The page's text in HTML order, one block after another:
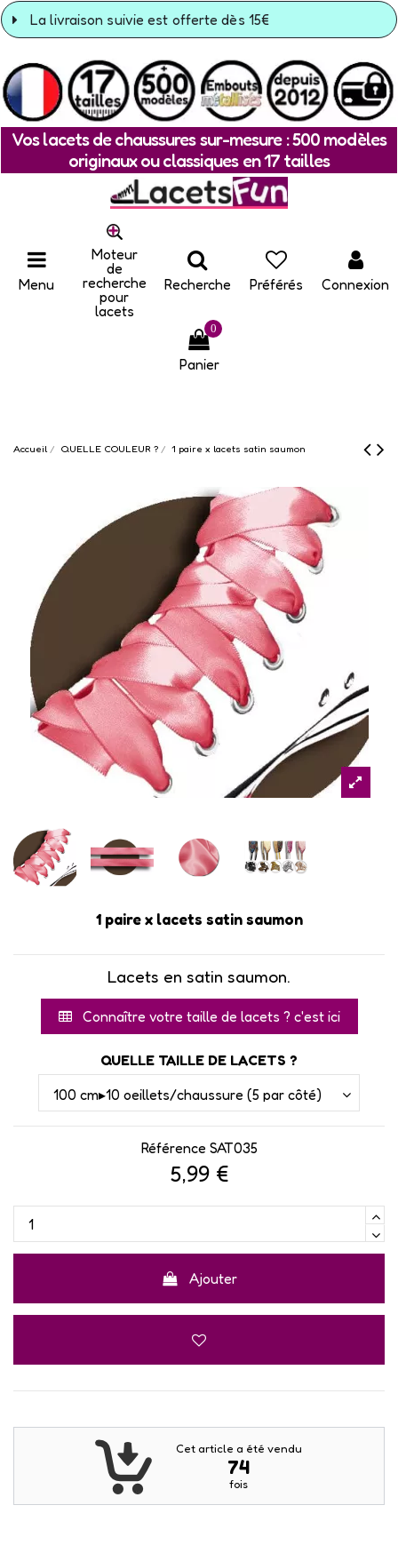
La livraison suivie est offerte dès 15€
Vos lacets de chaussures sur-mesure : 500 modèles
originaux ou classiques en 17 tailles
Menu
Moteur
de
recherche
pour
lacets
Recherche Préférés Connexion
0
Panier
Accueil QUELLE COULEUR ? 1 paire x lacets satin saumon
1 paire x lacets satin saumon
Lacets en satin saumon.
Connaître votre taille de lacets ? c'est ici
QUELLE TAILLE DE LACETS ?
Référence SAT035
5,99 €
Ajouter
Cet article a été vendu
74
fois